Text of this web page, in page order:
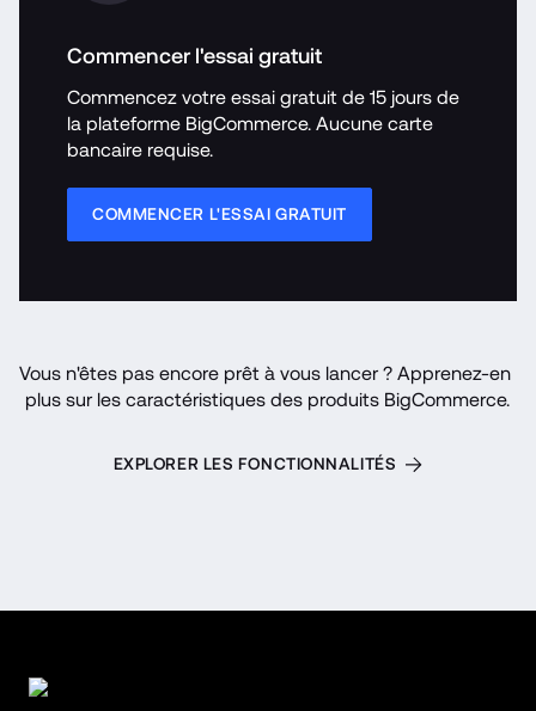
Commencer l'essai gratuit
Commencez votre essai gratuit de 15 jours de
la plateforme BigCommerce. Aucune carte
bancaire requise.
COMMENCER L'ESSAI GRATUIT
Vous n'êtes pas encore prêt à vous lancer ? Apprenez-en
plus sur les caractéristiques des produits BigCommerce.
EXPLORER LES FONCTIONNALITÉS